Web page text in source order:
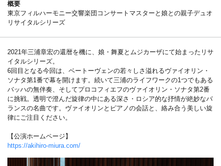
概要
東京フィルハーモニー交響楽団コンサートマスターと娘との親子デュオ
リサイタルシリーズ
2021年三浦章宏の還暦を機に、娘・舞夏とムジカーザにて始まったリサ
イタルシリーズ。
6回目となる今回は、ベートーヴェンの若々しさ溢れるヴァイオリン・
ソナタ第1番で幕を開けます。続いて三浦のライフワークの1つでもある
バッハの無伴奏、そしてプロコフィエフのヴァイオリン・ソナタ第2番
に挑戦。透明で澄んだ旋律の中にある深さ・ロシア的な抒情が絶妙なバ
ランスの名曲です。ヴァイオリンとピアノの会話と、絡み合う美しい旋
律にご注目ください。
【公演ホームページ】
https://akihiro-miura.com/